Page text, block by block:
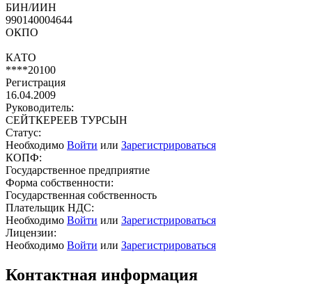
БИН/ИИН
990140004644
ОКПО
КАТО
****20100
Регистрация
16.04.2009
Руководитель:
СЕЙТКЕРЕЕВ ТУРСЫН
Статус:
Необходимо Войти или Зарегистрироваться
КОПФ:
Государственное предприятие
Форма собственности:
Государственная собственность
Плательщик НДС:
Необходимо Войти или Зарегистрироваться
Лицензии:
Необходимо Войти или Зарегистрироваться
Контактная информация